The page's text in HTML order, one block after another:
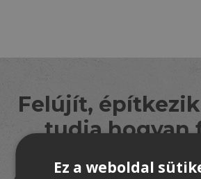
Felújít,
tudja hogyan
Ez a weboldal